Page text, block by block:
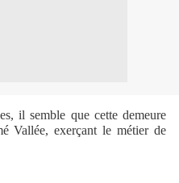
il semble que cette demeure
Vallée, exerçant le métier de